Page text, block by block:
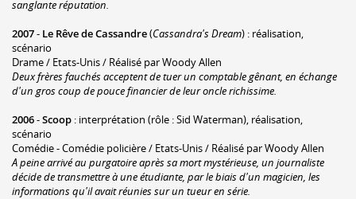
sanglante réputation.
2007- Le Rêve de Cassandre(Cassandra's Dream) : réalisation,
scénario
Drame / Etats-Unis / Réalisé par Woody Allen
Deux frères fauchés acceptent de tuer un comptable gênant, en échange
d'un gros coup de pouce financier de leur oncle richissime.
2006-Scoop : interprétation (rôle : Sid Waterman), réalisation,
scénario
Comédie - Comédie policière / Etats-Unis / Réalisé par Woody Allen
A peine arrivé au purgatoire après sa mort mystérieuse, un journaliste
décide de transmettre à une étudiante, par le biais d'un magicien, les
informations qu'il avait réunies sur un tueur en série.